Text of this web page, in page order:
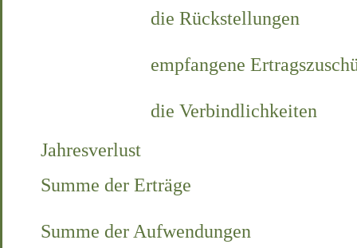
die Rückstellungen
empfangene
die Verbindlichkeiten
Jahresverlust
Summe der Erträge
Summe der Aufwendungen